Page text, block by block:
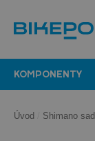
KOMPONENTY
Úvod Shimano